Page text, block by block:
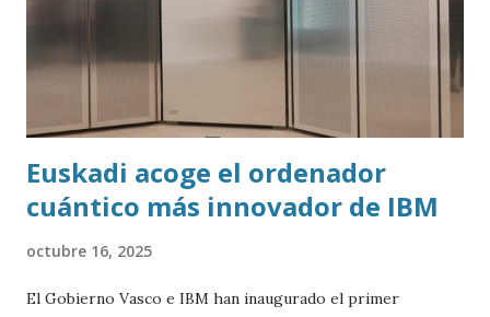
Euskadi acoge el ordenador
cuántico más innovador de IBM
octubre 16, 2025
El Gobierno Vasco e IBM han inaugurado el primer